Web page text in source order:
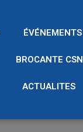
ÉVÉNEMENTS
BROCANTE CSN
ACTUALITES